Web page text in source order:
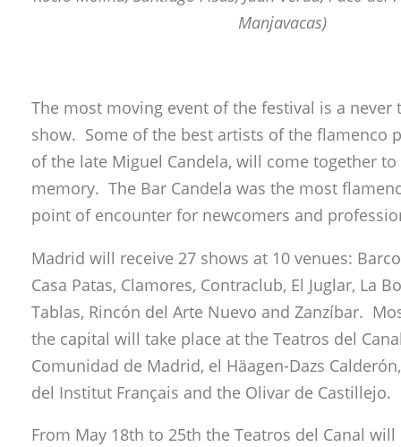
Manjavacas)
The most moving event of the festival is a never
show. Some of the best artists of the flamenco
of the late Miguel Candela, will come together to
memory. The Bar Candela was the most
point of encounter for newcomers and
Madrid will receive 27 shows at 10 venues:
Casa Patas, Clamores, Contraclub, El Juglar, La
Tablas, Rincón del Arte Nuevo and Zanzíbar.
the capital will take place at the Teatros del
Comunidad de Madrid, el Häagen-Dazs
del Institut Français and the Olivar de Castillejo.
From May 18th to 25th the Teatros del Canal will